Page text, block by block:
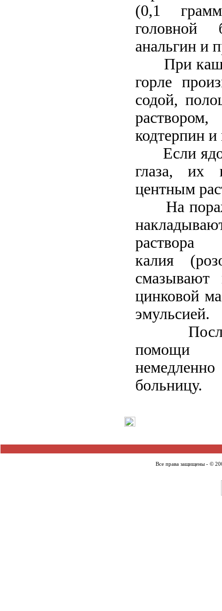
(0,1
головной
анальгин и
При
горле
содой,
кодтерпин и
Если
глаза, их
центным
На
раствора
калия
смазывают
цинковой
эмульсией.
После
помощи
больницу.
Все права защищены - ©